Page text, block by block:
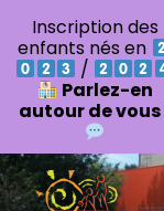
Aller
au
Inscription des
enfants nés en
/
Parlez-en
autour de vous